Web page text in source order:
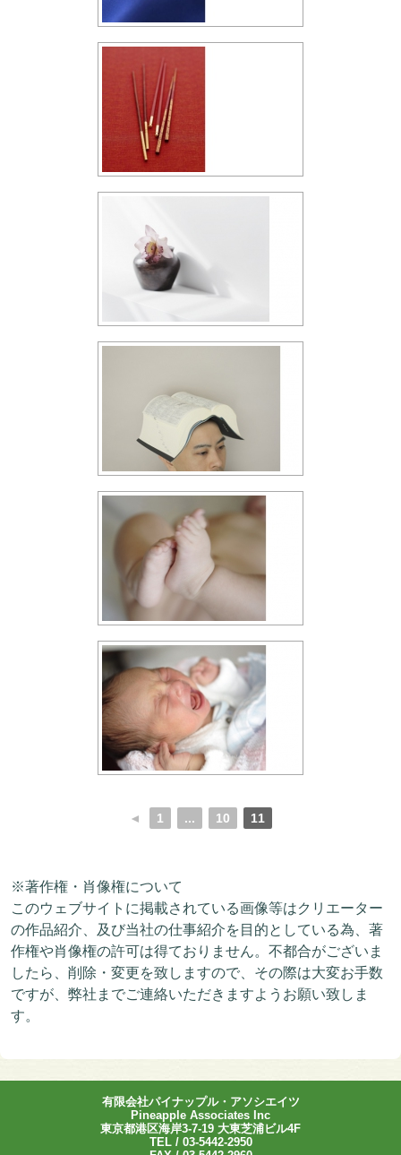
◄ 1 ... 10 11
※著作権・肖像権について
このウェブサイトに掲載されている画像等はクリエーター
の作品紹介、及び当社の仕事紹介を目的としている為、著
作権や肖像権の許可は得ておりません。不都合がございま
したら、削除・変更を致しますので、その際は大変お手数
ですが、弊社までご連絡いただきますようお願い致しま
す。
有限会社パイナップル・アソシエイツ
Pineapple Associates Inc
東京都港区海岸3-7-19 大東芝浦ビル4F
TEL / 03-5442-2950